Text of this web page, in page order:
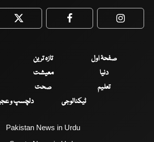
Twitter Facebook
صفحۂ اول تازہ ترین
دنیا
معیشت
تعلیم
صحت
ٹیکنالوجی
دلچسپ و
Pakistan News in Urdu